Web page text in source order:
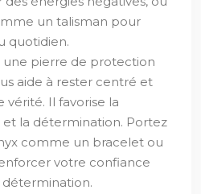
un talisman pour
quotidien.
une pierre de protection
aide à rester centré et
vérité. Il favorise la
et la détermination. Portez
comme un bracelet ou
votre confiance